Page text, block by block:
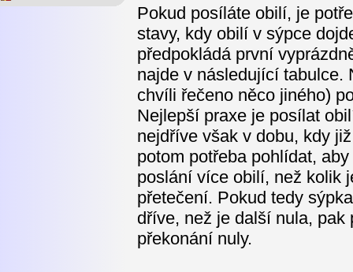
Pokud posíláte obilí, je
stavy, kdy obilí v sýpce
předpokládá první
najde v následující tabulce.
chvíli řečeno něco jiného)
Nejlepší praxe je posílat
nejdříve však v dobu, kdy
potom potřeba pohlídat,
poslání více obilí, než kolik
přetečení. Pokud tedy
dříve, než je další nula,
překonání nuly.